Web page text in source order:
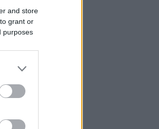
and store
grant or
purposes